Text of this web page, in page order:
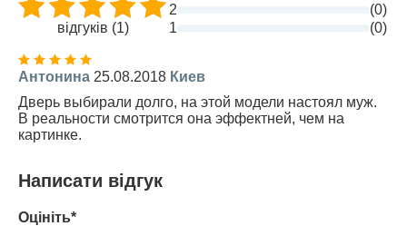
відгуків (1)
2
(0)
1
(0)
Антонина 25.08.2018 Киев
Дверь выбирали долго, на этой модели настоял муж.
В реальности смотрится она эффектней, чем на
картинке.
Написати відгук
Оцініть*